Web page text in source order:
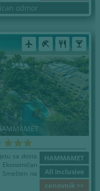
odmor
airplanemode_active beach_access restaurant local_bar
HAMMAMET
All Inclusive
cenovnik >>
sa dosta
na